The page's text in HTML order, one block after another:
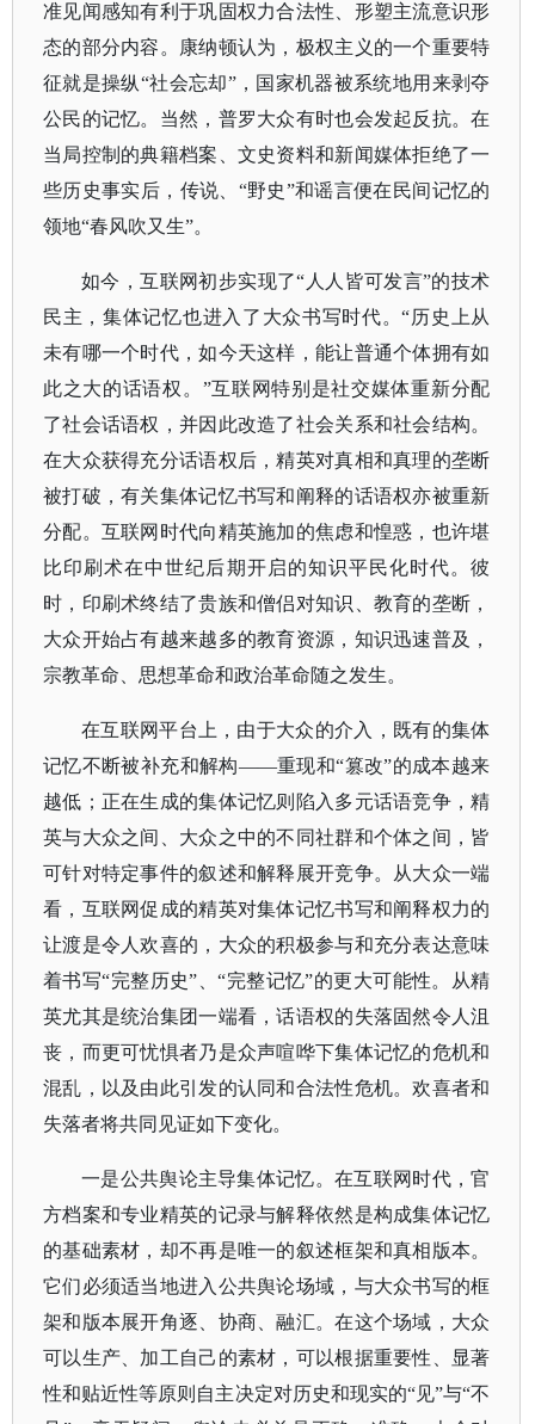
准见闻感知有利于巩固权力合法性、形塑主流意识形
态的部分内容。康纳顿认为，极权主义的一个重要特
征就是操纵“社会忘却”，国家机器被系统地用来剥夺
公民的记忆。当然，普罗大众有时也会发起反抗。在
当局控制的典籍档案、文史资料和新闻媒体拒绝了一
些历史事实后，传说、“野史”和谣言便在民间记忆的
领地“春风吹又生”。
如今，互联网初步实现了“人人皆可发言”的技术
民主，集体记忆也进入了大众书写时代。“历史上从
未有哪一个时代，如今天这样，能让普通个体拥有如
此之大的话语权。”互联网特别是社交媒体重新分配
了社会话语权，并因此改造了社会关系和社会结构。
在大众获得充分话语权后，精英对真相和真理的垄断
被打破，有关集体记忆书写和阐释的话语权亦被重新
分配。互联网时代向精英施加的焦虑和惶惑，也许堪
比印刷术在中世纪后期开启的知识平民化时代。彼
时，印刷术终结了贵族和僧侣对知识、教育的垄断，
大众开始占有越来越多的教育资源，知识迅速普及，
宗教革命、思想革命和政治革命随之发生。
在互联网平台上，由于大众的介入，既有的集体
记忆不断被补充和解构——重现和“篡改”的成本越来
越低；正在生成的集体记忆则陷入多元话语竞争，精
英与大众之间、大众之中的不同社群和个体之间，皆
可针对特定事件的叙述和解释展开竞争。
从大众一端
看，互联网促成的精英对集体记忆书写和阐释权力的
让渡是令人欢喜的，大众的积极参与和充分表达意味
着书写“完整历史”、“完整记忆”的更大可能性。从精
英尤其是统治集团一端看，话语权的失落固然令人沮
丧，而更可忧惧者乃是众声喧哗下集体记忆的危机和
混乱，以及由此引发的认同和合法性危机。欢喜者和
失落者将共同见证如下变化。
一是公共舆论主导集体记忆。在互联网时代，官
方档案和专业精英的记录与解释依然是构成集体记忆
的基础素材，却不再是唯一的叙述框架和真相版本。
它们必须适当地进入公共舆论场域，与大众书写的框
架和版本展开角逐、协商、融汇。在这个场域，大众
可以生产、加工自己的素材，可以根据重要性、显著
性和贴近性等原则自主决定对历史和现实的“见”与“不